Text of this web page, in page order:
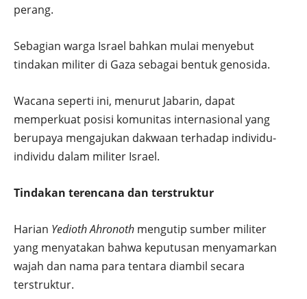
perang.
Sebagian warga Israel bahkan mulai menyebut
tindakan militer di Gaza sebagai bentuk genosida.
Wacana seperti ini, menurut Jabarin, dapat
memperkuat posisi komunitas internasional yang
berupaya mengajukan dakwaan terhadap individu-
individu dalam militer Israel.
Tindakan terencana dan terstruktur
Harian Yedioth Ahronoth mengutip sumber militer
yang menyatakan bahwa keputusan menyamarkan
wajah dan nama para tentara diambil secara
terstruktur.